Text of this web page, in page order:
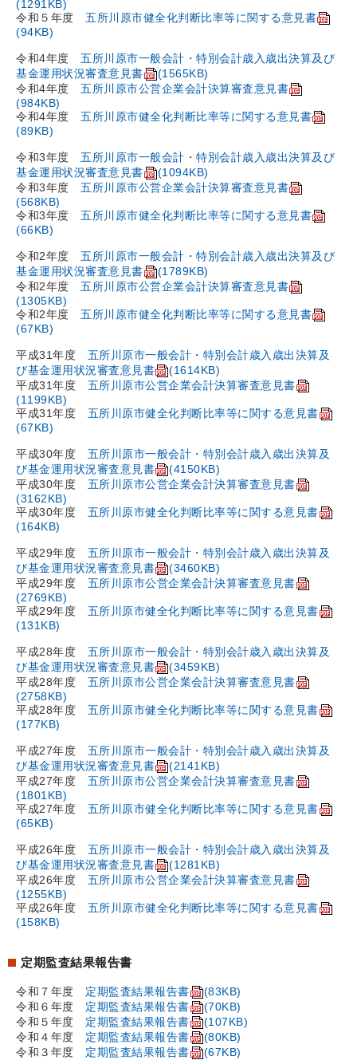
(1291KB)
令和５年度 五所川原市健全化判断比率等に関する意見書
(94KB)
令和4年度 五所川原市一般会計・特別会計歳入歳出決算及び
基金運用状況審査意見書
(1565KB)
令和4年度 五所川原市公営企業会計決算審査意見書
(984KB)
令和4年度 五所川原市健全化判断比率等に関する意見書
(89KB)
令和3年度 五所川原市一般会計・特別会計歳入歳出決算及び
基金運用状況審査意見書
(1094KB)
令和3年度 五所川原市公営企業会計決算審査意見書
(568KB)
令和3年度 五所川原市健全化判断比率等に関する意見書
(66KB)
令和2年度 五所川原市一般会計・特別会計歳入歳出決算及び
基金運用状況審査意見書
(1789KB)
令和2年度 五所川原市公営企業会計決算審査意見書
(1305KB)
令和2年度 五所川原市健全化判断比率等に関する意見書
(67KB)
平成31年度 五所川原市一般会計・特別会計歳入歳出決算及
び基金運用状況審査意見書
(1614KB)
平成31年度 五所川原市公営企業会計決算審査意見書
(1199KB)
平成31年度 五所川原市健全化判断比率等に関する意見書
(67KB)
平成30年度 五所川原市一般会計・特別会計歳入歳出決算及
び基金運用状況審査意見書
(4150KB)
平成30年度 五所川原市公営企業会計決算審査意見書
(3162KB)
平成30年度 五所川原市健全化判断比率等に関する意見書
(164KB)
平成29年度 五所川原市一般会計・特別会計歳入歳出決算及
び基金運用状況審査意見書
(3460KB)
平成29年度 五所川原市公営企業会計決算審査意見書
(2769KB)
平成29年度 五所川原市健全化判断比率等に関する意見書
(131KB)
平成28年度 五所川原市一般会計・特別会計歳入歳出決算及
び基金運用状況審査意見書
(3459KB)
平成28年度 五所川原市公営企業会計決算審査意見書
(2758KB)
平成28年度 五所川原市健全化判断比率等に関する意見書
(177KB)
平成27年度 五所川原市一般会計・特別会計歳入歳出決算及
び基金運用状況審査意見書
(2141KB)
平成27年度 五所川原市公営企業会計決算審査意見書
(1801KB)
平成27年度 五所川原市健全化判断比率等に関する意見書
(65KB)
平成26年度 五所川原市一般会計・特別会計歳入歳出決算及
び基金運用状況審査意見書
(1281KB)
平成26年度 五所川原市公営企業会計決算審査意見書
(1255KB)
平成26年度 五所川原市健全化判断比率等に関する意見書
(158KB)
定期監査結果報告書
令和７年度 定期監査結果報告書
(83KB)
令和６年度 定期監査結果報告書
(70KB)
令和５年度 定期監査結果報告書
(107KB)
令和４年度 定期監査結果報告書
(80KB)
令和３年度 定期監査結果報告書
(67KB)